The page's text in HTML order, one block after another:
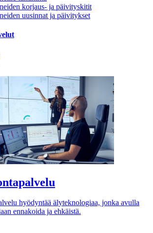
korjaus- ja päivityskitit
uusinnat ja päivitykset
hyödyntää älyteknologiaa, jonka avulla
ennakoida ja ehkäistä.